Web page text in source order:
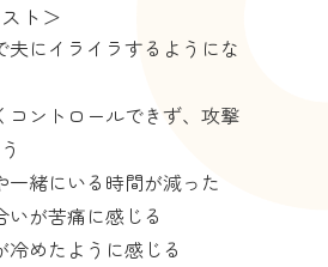
ト＞
夫にイライラするようにな
コントロールできず、攻撃
一緒にいる時間が減った
いが苦痛に感じる
冷めたように感じる